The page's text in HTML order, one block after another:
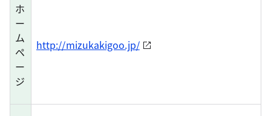
ホ
ー
ム
ペ
ー
ジ
http://mizukakigoo.jp/